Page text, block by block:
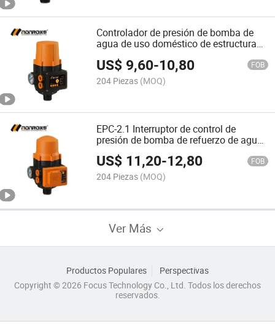
Controlador de presión de bomba de
agua de uso doméstico de estructura
US$ 9,60-10,80 FOB
204 Piezas (MOQ)
EPC-2.1 Interruptor de control de
presión de bomba de refuerzo de agua
doméstica con enchufe euro
US$ 11,20-12,80 FOB
204 Piezas (MOQ)
Ver Más
Productos Populares
Perspectivas
Copyright © 2026 Focus Technology Co., Ltd. Todos los derechos
reservados.